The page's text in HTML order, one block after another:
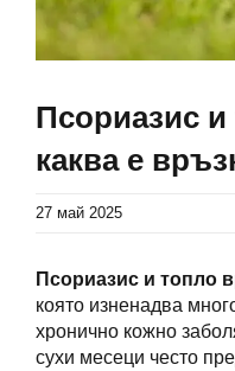
Псориазис
каква е
27 май 2025
Псориазис и топло
която изненадва
хронично кожно
сухи месеци често